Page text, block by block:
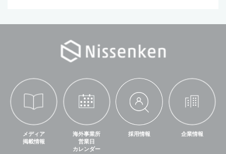
メディア
掲載情報
海外事業所
営業日
カレンダー
採用情報 企業情報